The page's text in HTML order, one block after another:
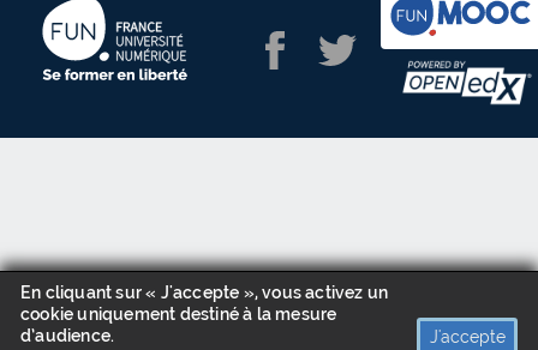
En cliquant sur « J'accepte », vous activez un
cookie uniquement destiné à la mesure
d’audience.
J'accepte